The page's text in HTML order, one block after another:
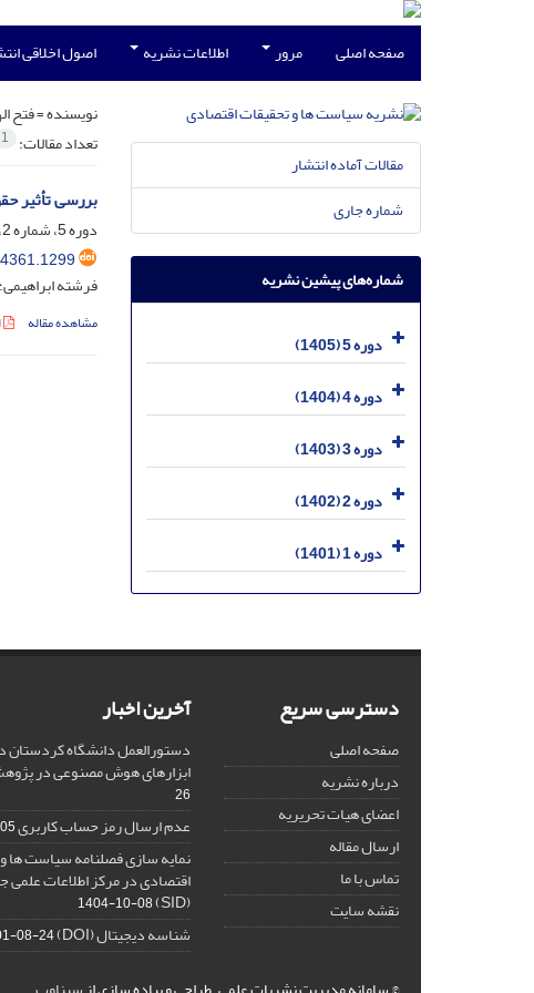
صفحه اصلی مرور اطلاعات نشریه اصول اخلاقی
نویسنده =فتح
تعداد مقالات: 1
بررسی تأثیر
دوره 5، شماره 2، تیر 1405، صفحه
فرشته
مشاهده مقاله
مقالات آماده انتشار
شماره جاری
شماره‌های پیشین نشریه
دوره 5 (1405)
دوره 4 (1404)
دوره 3 (1403)
دوره 2 (1402)
دوره 1 (1401)
دسترسی سریع
صفحه اصلی
درباره نشریه
اعضای هیات تحریریه
ارسال مقاله
تماس با ما
نقشه سایت
آخرین اخبار
دستورالعمل دانشگاه کردستان
ابزارهای هوش مصنوعی در
26
عدم ارسال رمز حساب کاربری17
نمایه سازی فصلنامه سیاست ها
اقتصادی در مرکز اطلاعات علمی
(SID)
1404-10-08
شناسه دیجیتال (DOI) 08-24